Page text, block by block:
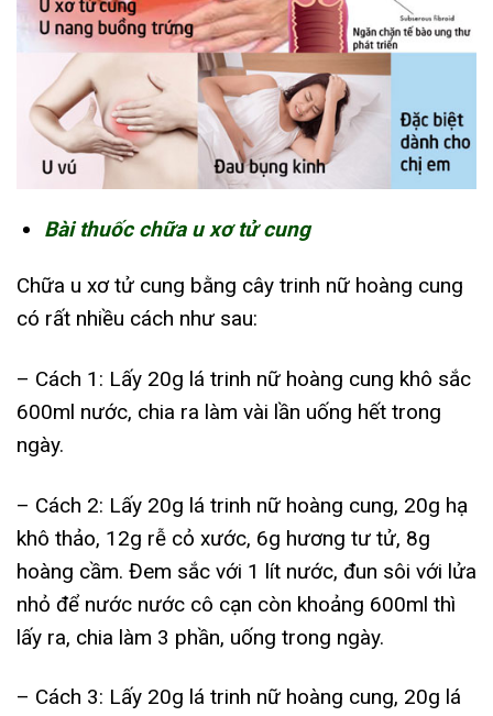
Bài thuốc chữa u xơ tử cung
Chữa u xơ tử cung bằng cây trinh nữ hoàng cung
có rất nhiều cách như sau:
– Cách 1: Lấy 20g lá trinh nữ hoàng cung khô sắc
600ml nước, chia ra làm vài lần uống hết trong
ngày.
– Cách 2: Lấy 20g lá trinh nữ hoàng cung, 20g hạ
khô thảo, 12g rễ cỏ xước, 6g hương tư tử, 8g
hoàng cầm. Đem sắc với 1 lít nước, đun sôi với lửa
nhỏ để nước nước cô cạn còn khoảng 600ml thì
lấy ra, chia làm 3 phần, uống trong ngày.
– Cách 3: Lấy 20g lá trinh nữ hoàng cung, 20g lá